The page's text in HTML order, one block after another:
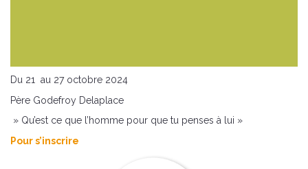
Du 21 au 27 octobre 2024
Père Godefroy Delaplace
» Qu’est ce que l’homme pour que tu penses à lui »
Pour s’inscrire